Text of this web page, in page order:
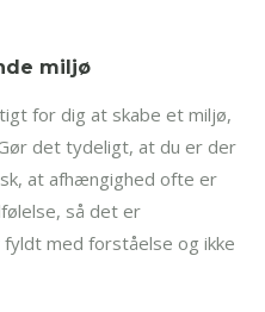
miljø
for dig at skabe et miljø,
det tydeligt, at du er der
at afhængighed ofte er
så det er
med forståelse og ikke